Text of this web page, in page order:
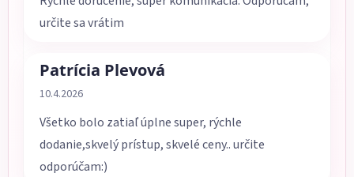
určite sa vrátim
Patrícia Plevová
Hodnotenie obchodu je 5 z 5 hviezdičiek.
10.4.2026
Všetko bolo zatiaľ úplne super, rýchle
dodanie,skvelý prístup, skvelé ceny.. určite
odporúčam:)